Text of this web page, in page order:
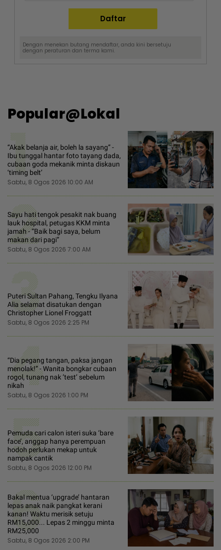
Dengan menekan butang mendaftar, anda kini bersetuju
dengan peraturan dan terma kami.
Popular@Lokal
1
“Akak belanja air, boleh la sayang” -
Ibu tunggal hantar foto tayang dada,
cubaan goda mekanik minta diskaun
‘timing belt’
Sabtu, 8 Ogos 2026 10:00 AM
2
Sayu hati tengok pesakit nak buang
lauk hospital, petugas KKM minta
jamah - “Baik bagi saya, belum
makan dari pagi”
Sabtu, 8 Ogos 2026 7:00 AM
3
Puteri Sultan Pahang, Tengku Ilyana
Alia selamat disatukan dengan
Christopher Lionel Froggatt
Sabtu, 8 Ogos 2026 2:25 PM
4
“Dia pegang tangan, paksa jangan
menolak!” - Wanita bongkar cubaan
rogol, tunang nak ’test’ sebelum
nikah
Sabtu, 8 Ogos 2026 1:00 PM
5
Pemuda cari calon isteri suka ‘bare
face’, anggap hanya perempuan
hodoh perlukan mekap untuk
nampak cantik
Sabtu, 8 Ogos 2026 12:00 PM
6
Bakal mentua ‘upgrade’ hantaran
lepas anak naik pangkat kerani
kanan! Waktu merisik setuju
RM15,000... Lepas 2 minggu minta
RM25,000
Sabtu, 8 Ogos 2026 2:00 PM